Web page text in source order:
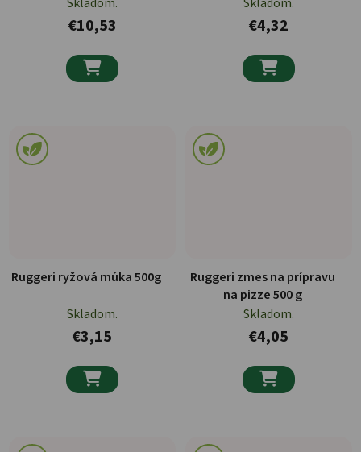
€10,53

€4,32

Ruggeri ryžová múka 500g
Skladom.
€3,15

Ruggeri zmes na prípravu
na pizze 500 g
Skladom.
€4,05
